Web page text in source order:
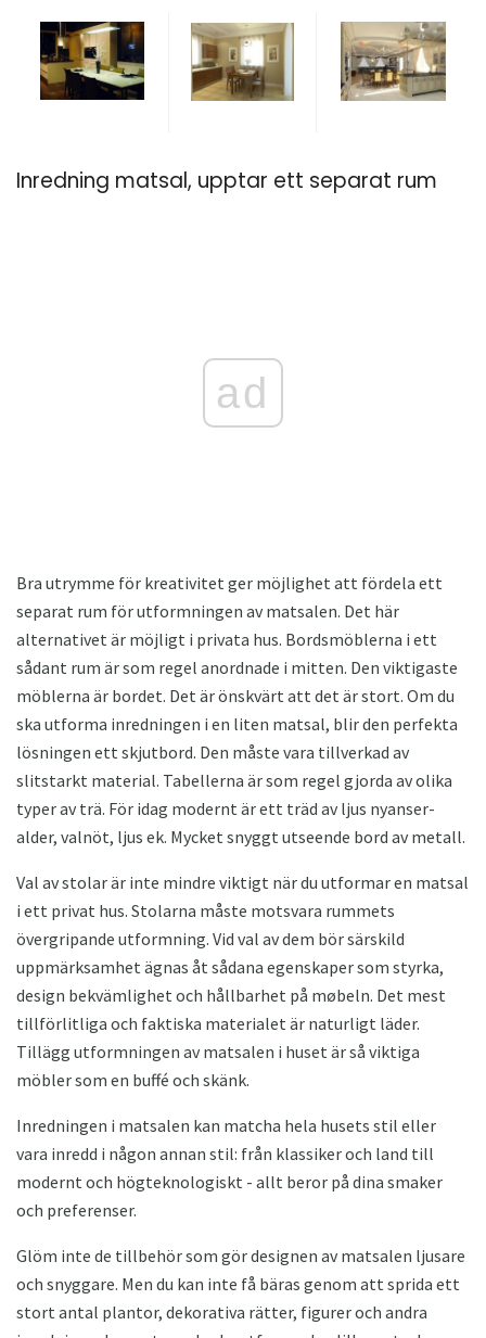
Inredning matsal, upptar ett separat rum
ad
Bra utrymme för kreativitet ger möjlighet att fördela ett
separat rum för utformningen av matsalen. Det här
alternativet är möjligt i privata hus. Bordsmöblerna i ett
sådant rum är som regel anordnade i mitten. Den viktigaste
möblerna är bordet. Det är önskvärt att det är stort. Om du
ska utforma inredningen i en liten matsal, blir den perfekta
lösningen ett skjutbord. Den måste vara tillverkad av
slitstarkt material. Tabellerna är som regel gjorda av olika
typer av trä. För idag modernt är ett träd av ljus nyanser-
alder, valnöt, ljus ek. Mycket snyggt utseende bord av metall.
Val av stolar är inte mindre viktigt när du utformar en matsal
i ett privat hus. Stolarna måste motsvara rummets
övergripande utformning. Vid val av dem bör särskild
uppmärksamhet ägnas åt sådana egenskaper som styrka,
design bekvämlighet och hållbarhet på møbeln. Det mest
tillförlitliga och faktiska materialet är naturligt läder.
Tillägg utformningen av matsalen i huset är så viktiga
möbler som en buffé och skänk.
Inredningen i matsalen kan matcha hela husets stil eller
vara inredd i någon annan stil: från klassiker och land till
modernt och högteknologiskt - allt beror på dina smaker
och preferenser.
Glöm inte de tillbehör som gör designen av matsalen ljusare
och snyggare. Men du kan inte få bäras genom att sprida ett
stort antal plantor, dekorativa rätter, figurer och andra